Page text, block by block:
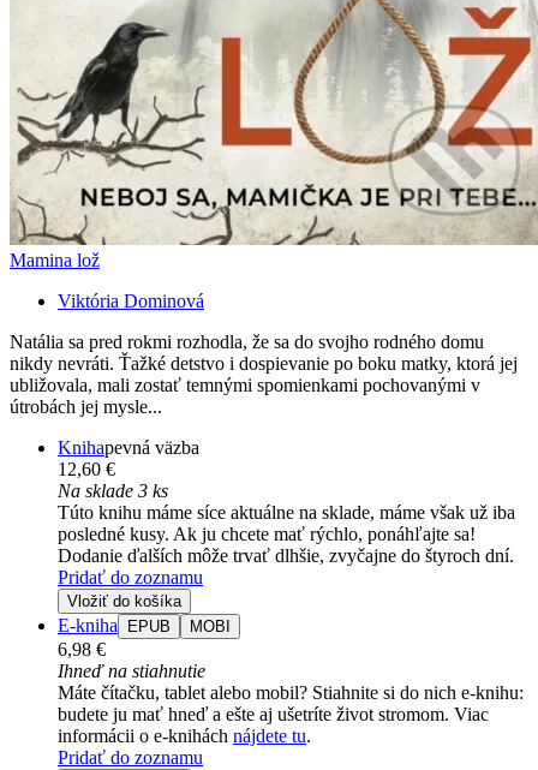
Mamina lož
Viktória Dominová
Natália sa pred rokmi rozhodla, že sa do svojho rodného domu
nikdy nevráti. Ťažké detstvo i dospievanie po boku matky, ktorá jej
ubližovala, mali zostať temnými spomienkami pochovanými v
útrobách jej mysle...
Knihapevná väzba
12,60 €
Na sklade 3 ks
Túto knihu máme síce aktuálne na sklade, máme však už iba
posledné kusy. Ak ju chcete mať rýchlo, ponáhľajte sa!
Dodanie ďalších môže trvať dlhšie, zvyčajne do štyroch dní.
Pridať do zoznamu
Vložiť do košíka
E-kniha EPUB MOBI
6,98 €
Ihneď na stiahnutie
Máte čítačku, tablet alebo mobil? Stiahnite si do nich e-knihu:
budete ju mať hneď a ešte aj ušetríte život stromom. Viac
informácii o e-knihách nájdete tu.
Pridať do zoznamu